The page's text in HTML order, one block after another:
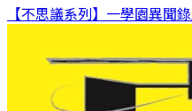
【不思議系列】一學園異聞錄